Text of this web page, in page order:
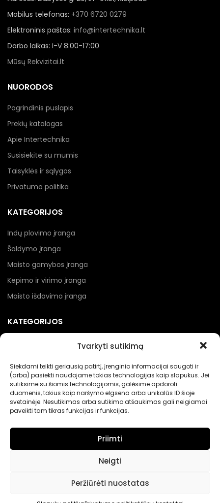
Tvarkyti sutikimą
Siekdami teikti geriausią patirtį, įrenginio informacijai saugoti ir
(arba) pasiekti naudojame tokias technologijas kaip slapukus. Jei
sutiksime su šiomis technologijomis, galėsime apdoroti
duomenis, tokius kaip naršymo elgsena arba unikalūs ID šioje
svetainėje. Nesutikimas arba sutikimo atšaukimas gali neigiamai
paveikti tam tikras funkcijas ir funkcijas.
Priimti
Neigti
Peržiūrėti nuostatas
Mobilus telefonas: +370 6720 0279
Elektroninis paštas: info@intertechnika.lt
Darbo laikas: I-V 8:00-17:00
Mūsų Rekvizitai.lt
NUORODOS
Pagrindinis puslapis
Prekių katalogas
Apie Intertechnika
Susisiekite su mumis
Taisyklės ir sąlygos
Privatumo politika
KATEGORIJOS
Indų plovimo įranga
Šaldymo įranga
Maisto gamybos įranga
Kepimo ir virimo įranga
Maisto išdavimo įranga
KATEGORIJOS
Įranga gėrimams
Renginių įranga
Maisto pakavimo įranga
Nerandate norimų prekių?
kontaktuose nurodytu tel. numeriu arba el. paštu.